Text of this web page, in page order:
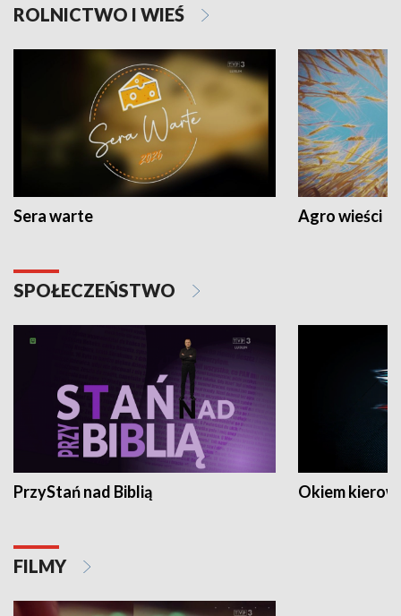
ROLNICTWO I WIEŚ
Sera warte Agro wieści
SPOŁECZEŃSTWO
PrzyStań nad Biblią Okiem
FILMY